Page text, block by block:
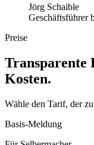
Jörg Schaible
Geschäftsführer
Preise
Transparente
Kosten.
Wähle den Tarif, der
Basis-Meldung